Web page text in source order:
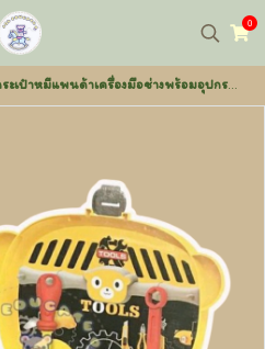
0
ะเป๋าหมีแพนด้าเครื่องมือช่างพร้อมอุปกรณ์